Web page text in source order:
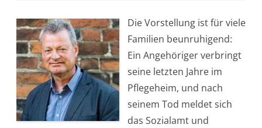
l
e
g
e
h
e
i
m
u
n
d
E
r
Die Vorstellung ist für viele
Familien beunruhigend:
Ein Angehöriger verbringt
seine letzten Jahre im
Pflegeheim, und nach
seinem Tod meldet sich
das Sozialamt und